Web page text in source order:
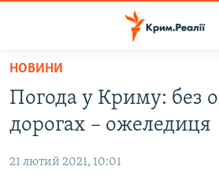
Перейти
основного
матеріалу
Перейти
до
ВОДА.КРИМ
ВІДЕО ТА ФОТО
ПОЛІТИКА
НОВИНИ
Погода у Криму: без
дорогах – ожеледиця
21 лютий 2021, 10:01